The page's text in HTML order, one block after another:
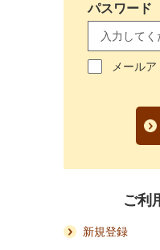
パスワード
メール
ご利
新規登録